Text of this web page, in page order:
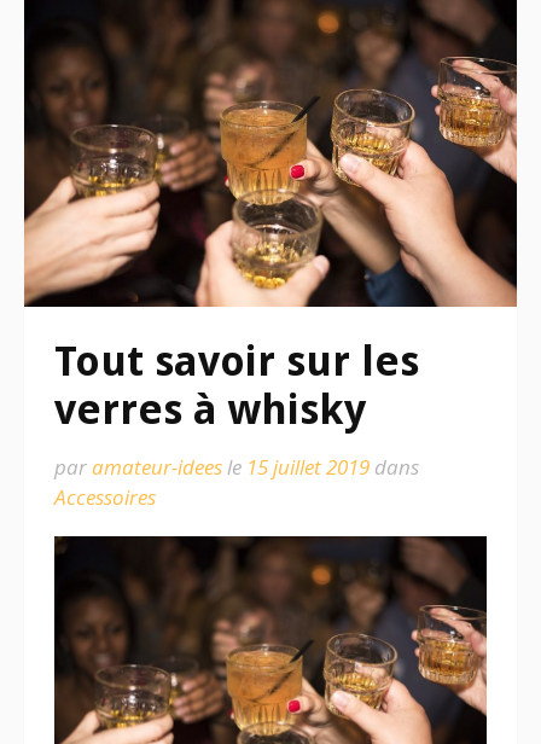
Tout savoir sur les
verres à whisky
paramateur-ideesle 15 juillet 2019 dans
Accessoires